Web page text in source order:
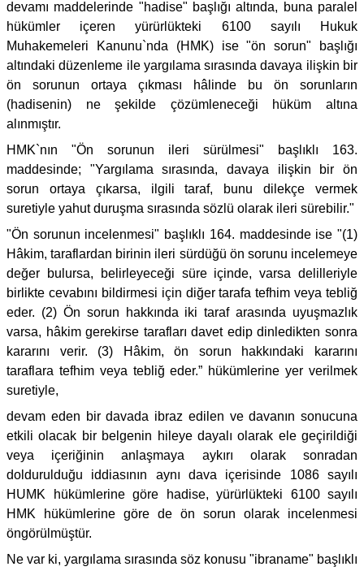
devamı maddelerinde "hadise" başlığı altında, buna paralel
hükümler içeren yürürlükteki 6100 sayılı Hukuk
Muhakemeleri Kanunu`nda (HMK) ise "ön sorun" başlığı
altındaki düzenleme ile yargılama sırasında davaya ilişkin bir
ön sorunun ortaya çıkması hâlinde bu ön sorunların
(hadisenin) ne şekilde çözümleneceği hüküm altına
alınmıştır.
HMK`nın "Ön sorunun ileri sürülmesi" başlıklı 163.
maddesinde; "Yargılama sırasında, davaya ilişkin bir ön
sorun ortaya çıkarsa, ilgili taraf, bunu dilekçe vermek
suretiyle yahut duruşma sırasında sözlü olarak ileri sürebilir."
"Ön sorunun incelenmesi" başlıklı 164. maddesinde ise "(1)
Hâkim, taraflardan birinin ileri sürdüğü ön sorunu incelemeye
değer bulursa, belirleyeceği süre içinde, varsa delilleriyle
birlikte cevabını bildirmesi için diğer tarafa tefhim veya tebliğ
eder. (2) Ön sorun hakkında iki taraf arasında uyuşmazlık
varsa, hâkim gerekirse tarafları davet edip dinledikten sonra
kararını verir. (3) Hâkim, ön sorun hakkındaki kararını
taraflara tefhim veya tebliğ eder.” hükümlerine yer verilmek
suretiyle,
devam eden bir davada ibraz edilen ve davanın sonucuna
etkili olacak bir belgenin hileye dayalı olarak ele geçirildiği
veya içeriğinin anlaşmaya aykırı olarak sonradan
doldurulduğu iddiasının aynı dava içerisinde 1086 sayılı
HUMK hükümlerine göre hadise, yürürlükteki 6100 sayılı
HMK hükümlerine göre de ön sorun olarak incelenmesi
öngörülmüştür.
Ne var ki, yargılama sırasında söz konusu "ibraname" başlıklı